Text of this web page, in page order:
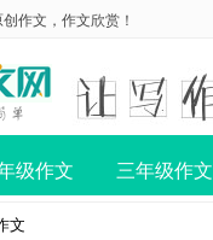
创作文 ， 作文欣赏 ！
级作文 三年级作文
文